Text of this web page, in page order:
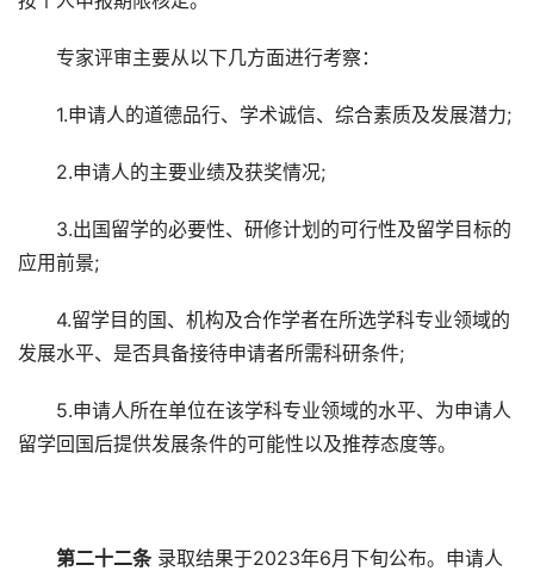
专家评审主要从以下几方面进行考察：
1.申请人的道德品行、学术诚信、综合素质及发展潜力;
2.申请人的主要业绩及获奖情况;
3.出国留学的必要性、研修计划的可行性及留学目标的
应用前景;
4.留学目的国、机构及合作学者在所选学科专业领域的
发展水平、是否具备接待申请者所需科研条件;
5.申请人所在单位在该学科专业领域的水平、为申请人
留学回国后提供发展条件的可能性以及推荐态度等。
第二十二条录取结果于2023年6月下旬公布。申请人